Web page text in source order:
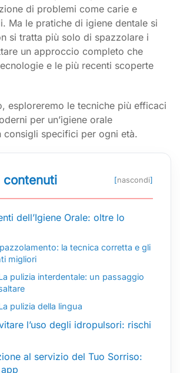
di problemi come carie e
Ma le pratiche di igiene dentale si
si tratta più solo di spazzolare i
un approccio completo che
e le più recenti scoperte
esploreremo le tecniche più efficaci
per un’igiene orale
consigli specifici per ogni età.
contenuti [nascondi]
dell’Igiene Orale: oltre lo
la tecnica corretta e gli
migliori
pulizia interdentale: un passaggio
pulizia della lingua
l’uso degli idropulsori: rischi
al servizio del Tuo Sorriso: